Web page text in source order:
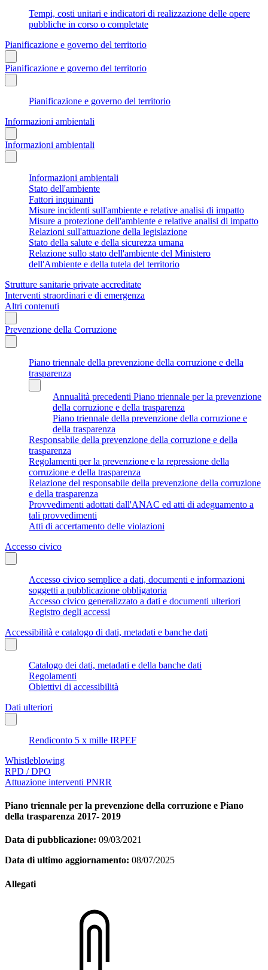
Tempi, costi unitari e indicatori di realizzazione delle opere
pubbliche in corso o completate
Pianificazione e governo del territorio
Pianificazione e governo del territorio
Pianificazione e governo del territorio
Informazioni ambientali
Informazioni ambientali
Informazioni ambientali
Stato dell'ambiente
Fattori inquinanti
Misure incidenti sull'ambiente e relative analisi di impatto
Misure a protezione dell'ambiente e relative analisi di impatto
Relazioni sull'attuazione della legislazione
Stato della salute e della sicurezza umana
Relazione sullo stato dell'ambiente del Ministero
dell'Ambiente e della tutela del territorio
Strutture sanitarie private accreditate
Interventi straordinari e di emergenza
Altri contenuti
Prevenzione della Corruzione
Piano triennale della prevenzione della corruzione e della
trasparenza
Annualità precedenti Piano triennale per la prevenzione
della corruzione e della trasparenza
Piano triennale della prevenzione della corruzione e
della trasparenza
Responsabile della prevenzione della corruzione e della
trasparenza
Regolamenti per la prevenzione e la repressione della
corruzione e della trasparenza
Relazione del responsabile della prevenzione della corruzione
e della trasparenza
Provvedimenti adottati dall'ANAC ed atti di adeguamento a
tali provvedimenti
Atti di accertamento delle violazioni
Accesso civico
Accesso civico semplice a dati, documenti e informazioni
soggetti a pubblicazione obbligatoria
Accesso civico generalizzato a dati e documenti ulteriori
Registro degli accessi
Accessibilità e catalogo di dati, metadati e banche dati
Catalogo dei dati, metadati e della banche dati
Regolamenti
Obiettivi di accessibilità
Dati ulteriori
Rendiconto 5 x mille IRPEF
Whistleblowing
RPD / DPO
Attuazione interventi PNRR
Piano triennale per la prevenzione della corruzione e Piano
della trasparenza 2017- 2019
Data di pubblicazione: 09/03/2021
Data di ultimo aggiornamento: 08/07/2025
Allegati